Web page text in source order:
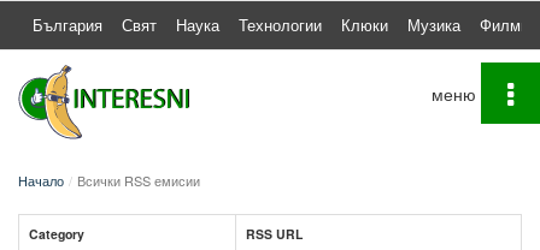
България Свят Наука Технологии Клюки Музика Филми
Начало Всички RSS емисии
Category RSS URL